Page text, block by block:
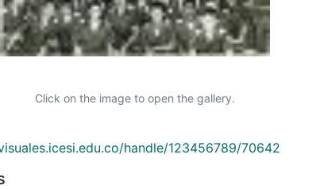
Click on the image to open the gallery.
handle/123456789/70642